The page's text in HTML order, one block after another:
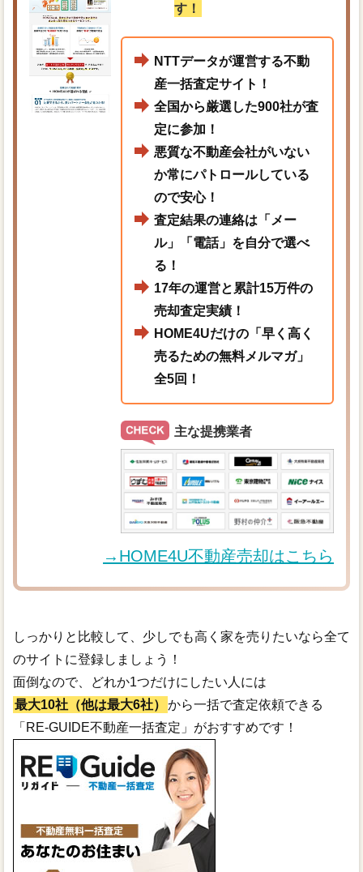
す！
NTTデータが運営する不動
産一括査定サイト！
全国から厳選した900社が査
定に参加！
悪質な不動産会社がいない
か常にパトロールしている
ので安心！
査定結果の連絡は「メー
ル」「電話」を自分で選べ
る！
17年の運営と累計15万件の
売却査定実績！
HOME4Uだけの「早く高く
売るための無料メルマガ」
全5回！
主な提携業者
→HOME4U不動産売却はこちら
しっかりと比較して、少しでも高く家を売りたいなら全て
のサイトに登録しましょう！
面倒なので、どれか1つだけにしたい人には
最大10社（他は最大6社）
から一括で査定依頼できる
「RE-GUIDE不動産一括査定」がおすすめです！